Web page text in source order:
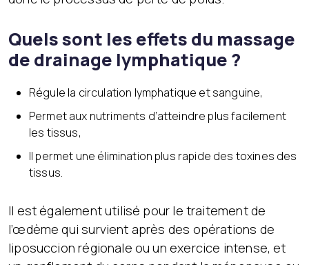
Quels sont les effets du massage
de drainage lymphatique ?
Régule la circulation lymphatique et sanguine,
Permet aux nutriments d’atteindre plus facilement
les tissus,
Il permet une élimination plus rapide des toxines des
tissus.
Il est également utilisé pour le traitement de
l’œdème qui survient après des opérations de
liposuccion régionale ou un exercice intense, et